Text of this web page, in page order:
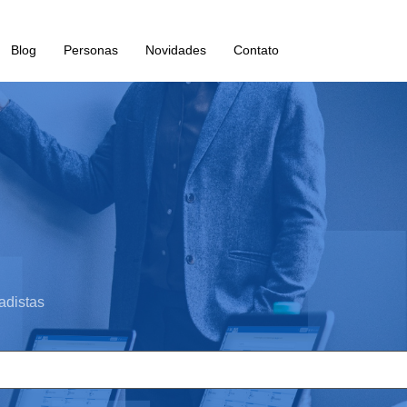
Blog Personas Novidades Contato